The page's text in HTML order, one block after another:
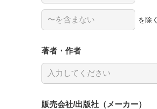
を除く
著者・作者
販売会社/出版社（メーカー）